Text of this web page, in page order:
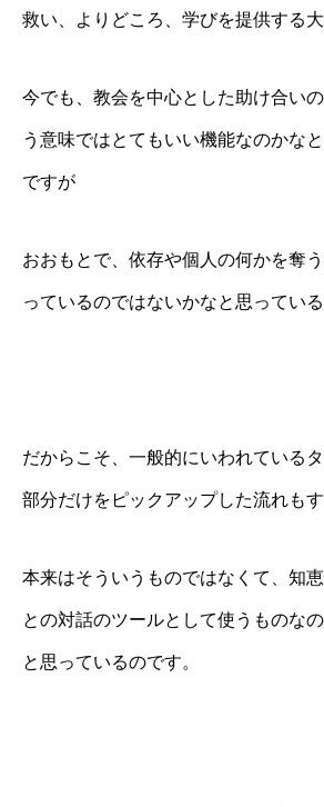
救い、よりどころ、学びを提供する
今でも、教会を中心とした助け合い
う意味ではとてもいい機能なのかな
ですが
おおもとで、依存や個人の何かを奪
っているのではないかなと思っている
だからこそ、一般的にいわれている
部分だけをピックアップした流れも
本来はそういうものではなくて、知
との対話のツールとして使うものな
と思っているのです。